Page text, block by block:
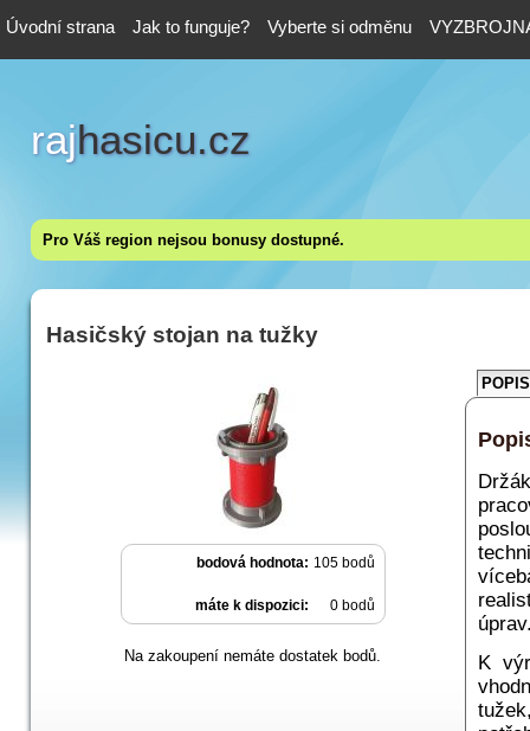
Úvodní strana Jak to funguje? Vyberte si odměnu
rajhasicu.cz
Pro Váš region nejsou bonusy dostupné.
Hasičský stojan na tužky
bodová hodnota: 105 bodů
máte k dispozici: 0 bodů
Na zakoupení nemáte dostatek bodů.
POPIS
K